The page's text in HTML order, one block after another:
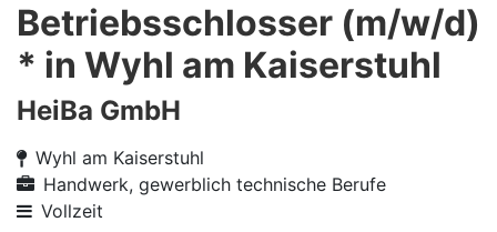
Betriebsschlosser (m/w/d)
* in Wyhl am Kaiserstuhl
HeiBa GmbH
Wyhl am Kaiserstuhl
Handwerk, gewerblich technische Berufe
Vollzeit